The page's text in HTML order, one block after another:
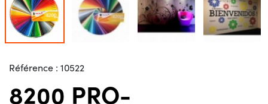
Référence : 10522
8200 PRO-